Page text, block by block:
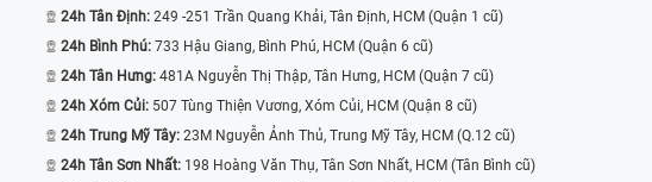
24h Tân Định: 249 -251 Trần Quang Khải, Tân Định, HCM (Quận 1 cũ)
24h Bình Phú: 733 Hậu Giang, Bình Phú, HCM (Quận 6 cũ)
24h Tân Hưng: 481A Nguyễn Thị Thập, Tân Hưng, HCM (Quận 7 cũ)
24h Xóm Củi: 507 Tùng Thiện Vương, Xóm Củi, HCM (Quận 8 cũ)
24h Trung Mỹ Tây: 23M Nguyễn Ảnh Thủ, Trung Mỹ Tây, HCM (Q.12 cũ)
24h Tân Sơn Nhất: 198 Hoàng Văn Thụ, Tân Sơn Nhất, HCM (Tân Bình cũ)